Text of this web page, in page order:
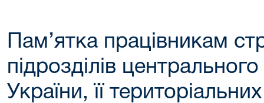
Пам’ятка працівникам
підрозділів
України, її